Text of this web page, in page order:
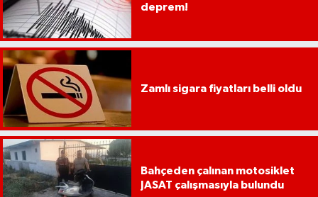
deprem!
Zamlı sigara fiyatları belli oldu
Bahçeden çalınan motosiklet
JASAT çalışmasıyla bulundu